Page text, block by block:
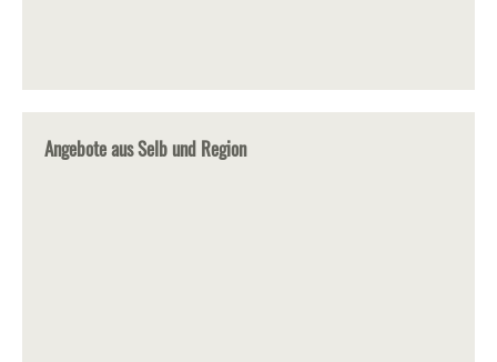
Angebote aus Selb und Region